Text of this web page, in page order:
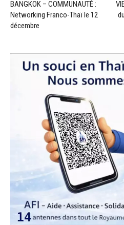
BANGKOK – COMMUNAUTÉ :
Networking Franco-Thaï le 12
décembre